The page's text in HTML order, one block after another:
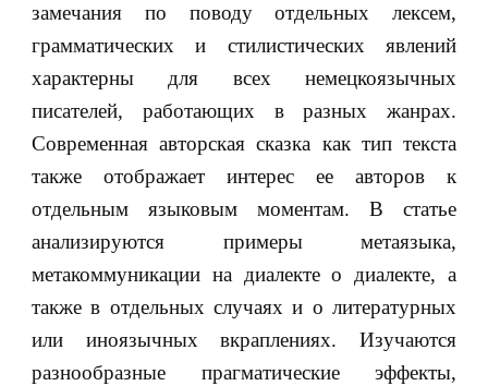
замечания по поводу отдельных лексем,
грамматических и стилистических явлений
характерны для всех немецкоязычных
писателей, работающих в разных жанрах.
Современная авторская сказка как тип текста
также отображает интерес ее авторов к
отдельным языковым моментам. В статье
анализируются примеры метаязыка,
метакоммуникации на диалекте о диалекте, а
также в отдельных случаях и о литературных
или иноязычных вкраплениях. Изучаются
разнообразные прагматические эффекты,